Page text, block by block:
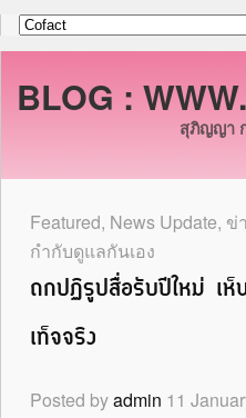
BLOG :
สุภิญญา
Featured, News Update, ข่
กำกับดูแลกันเอง
ถกปฏิรูปสื่อรับปีใหม่ เห็
เท็จจริง
Posted byadmin 11